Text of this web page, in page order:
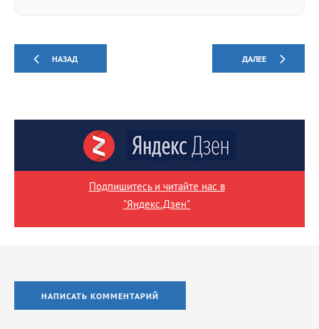
НАЗАД ДАЛЕЕ
Подпишитесь и читайте нас в
"Яндекс.Дзен"
НАПИСАТЬ КОММЕНТАРИЙ